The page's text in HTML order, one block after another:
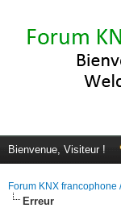
Bienvenue, Visiteur !
Forum KNX francophone
Erreur